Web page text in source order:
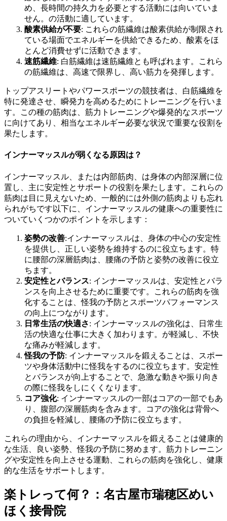
め、長時間の持久力を必要とする活動には向いていま
せん。の活動に適しています。
酸素供給が不要: これらの筋繊維は酸素供給が制限され
ている場面でエネルギーを供給できるため、酸素をほ
とんど消費せずに活動できます。
速筋繊維: 白筋繊維は速筋繊維とも呼ばれます。これら
の筋繊維は、高速で限界し、高い筋力を発揮します。
トップアスリートやパワースポーツの競技者は、白筋繊維を
特に発達させ、瞬発力を高めるためにトレーニングを行いま
す。この種の筋肉は、筋力トレーニングや爆発的なスポーツ
に向けてあり、相当なエネルギー必要な状況で重要な役割を
果たします。
インナーマッスルが弱くなる原因は？
インナーマッスル、または内部筋肉、は身体の内部深層に位
置し、主に安定性とサポートの役割を果たします。これらの
筋肉は目に見えないため、一般的には外側の筋肉よりも忘れ
られがちです以下に、インナーマッスルの健康への重要性に
ついていくつかのポイントを示します：
姿勢の改善:インナーマッスルは、身体の中心の安定性
を提供し、正しい姿勢を維持するのに役立ちます。特
に腰部の深層筋肉は、腰痛の予防と姿勢の改善に役立
ちます。
安定性とバランス: インナーマッスルは、安定性とバラ
ンスを向上させるために重要です。これらの筋肉を強
化することは、怪我の予防とスポーツパフォーマンス
の向上につながります。
日常生活の快適さ: インナーマッスルの強化は、日常生
活の快適な仕事に大きく加わります。が軽減し、不快
な痛みが軽減します。
怪我の予防: インナーマッスルを鍛えることは、スポー
ツや身体活動中に怪我をするのに役立ちます。安定性
とバランスが向上することで、急激な動きや振り向き
の際に怪我をしにくくなります。
コア強化: インナーマッスルの一部はコアの一部でもあ
り、腹部の深層筋肉を含みます。コアの強化は背骨へ
の負担を軽減し、腰痛の予防に役立ちます。
これらの理由から、インナーマッスルを鍛えることは健康的
な生活、良い姿勢、怪我の予防に努めます。筋力トレーニン
グや安定性を向上させる運動、これらの筋肉を強化し、健康
的な生活をサポートします。
楽トレって何？：名古屋市瑞穂区めい
ほく接骨院